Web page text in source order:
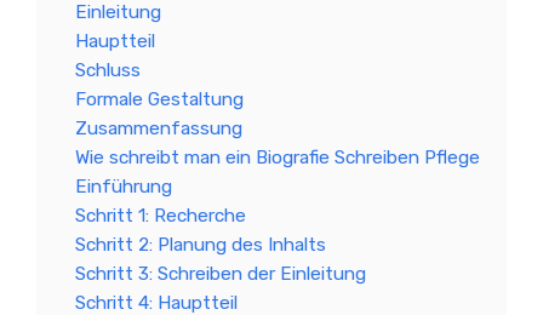
Einleitung
Hauptteil
Schluss
Formale Gestaltung
Zusammenfassung
Wie schreibt man ein Biografie Schreiben Pflege
Einführung
Schritt 1: Recherche
Schritt 2: Planung des Inhalts
Schritt 3: Schreiben der Einleitung
Schritt 4: Hauptteil